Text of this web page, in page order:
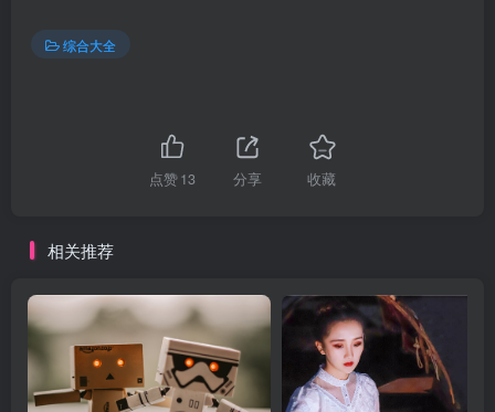
综合大全
点赞13 分享 收藏
相关推荐